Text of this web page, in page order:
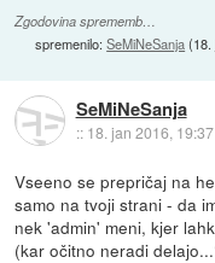
Zgodovina sprememb…
spremenilo:SeMiNeSanja(
SeMiNeSanja
:: 18. jan 2016, 19:37
Vseeno se prepričaj na
samo na tvoji strani - da
nek 'admin' meni, kjer
(kar očitno neradi